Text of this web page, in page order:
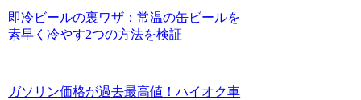
即冷ビールの裏ワザ：常温の缶ビールを
素早く冷やす2つの方法を検証
ガソリン価格が過去最高値！ハイオク車